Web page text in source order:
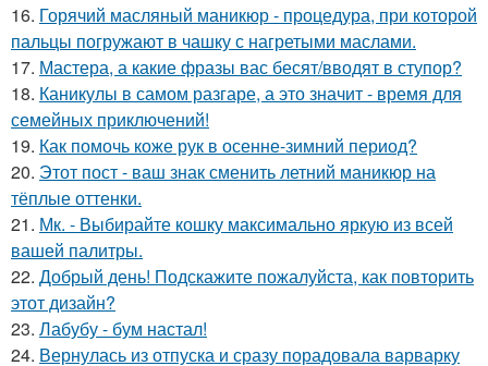
16. Горячий масляный маникюр - процедура, при которой
пальцы погружают в чашку с нагретыми маслами.
17. Мастера, а какие фразы вас бесят/вводят в ступор?
18. Каникулы в самом разгаре, а это значит - время для
семейных приключений!
19. Как помочь коже рук в осенне-зимний период?
20. Этот пост - ваш знак сменить летний маникюр на
тёплые оттенки.
21. Мк. - Выбирайте кошку максимально яркую из всей
вашей палитры.
22. Добрый день! Подскажите пожалуйста, как повторить
этот дизайн?
23. Лабубу - бум настал!
24. Вернулась из отпуска и сразу порадовала варварку